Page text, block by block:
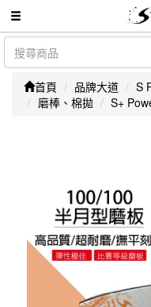
首頁 品牌大道
S
磨棒、棉拋
S+